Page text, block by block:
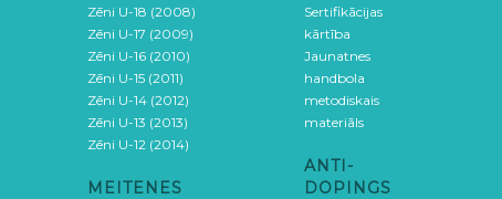
Zēni U-18 (2008)
Zēni U-17 (2009)
Zēni U-16 (2010)
Zēni U-15 (2011)
Zēni U-14 (2012)
Zēni U-13 (2013)
Zēni U-12 (2014)
MEITENES
Sertifikācijas
kārtība
Jaunatnes
handbola
metodiskais
materiāls
ANTI-
DOPINGS